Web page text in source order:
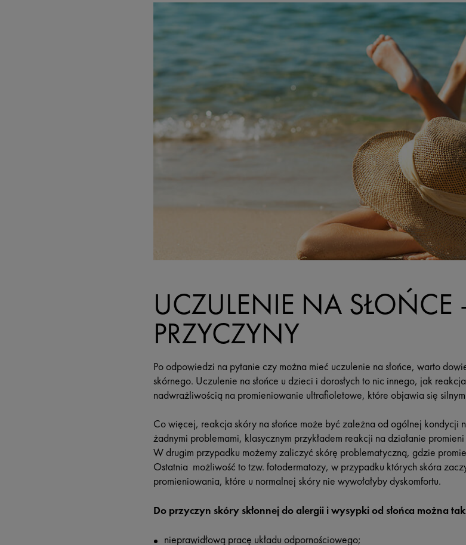
UCZULENIE NA SŁOŃCE
PRZYCZYNY
Po odpowiedzi na pytanie czy można mieć uczulenie na słońce, warto
skórnego. Uczulenie na słońce u dzieci i dorosłych to nic innego, jak
nadwrażliwością na promieniowanie ultrafioletowe, które objawia się
Co więcej, reakcja skóry na słońce może być zależna od ogólnej kondycji
żadnymi problemami, klasycznym przykładem reakcji na działanie
W drugim przypadku możemy zaliczyć skórę problematyczną, gdzie
Ostatnia możliwość to tzw. fotodermatozy, w przypadku których skóra
promieniowania, które u normalnej skóry nie wywołałyby dyskomfortu.
Do przyczyn skóry skłonnej do alergii i wysypki od słońca można
nieprawidłową pracę układu odpornościowego;